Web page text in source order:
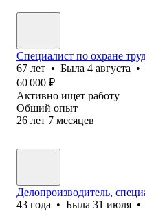
Специалист по охране
67 лет • Была 4 августа •
60 000 ₽
Активно ищет работу
Общий опыт
26 лет 7 месяцев
Делопроизводитель,
43 года • Была 31 июля •